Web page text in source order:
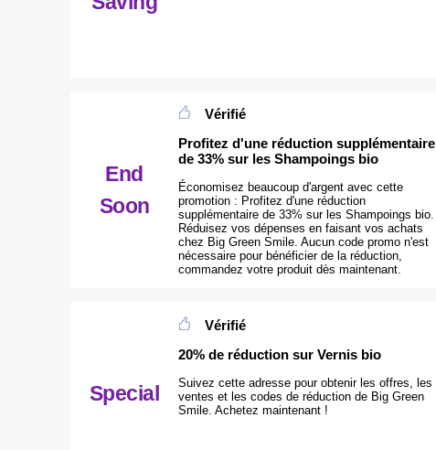
End
Soon
Vérifié
Profitez d'une réduction supplémentaire
de 33% sur les Shampoings bio
Économisez beaucoup d'argent avec cette
promotion : Profitez d'une réduction
supplémentaire de 33% sur les Shampoings bio.
Réduisez vos dépenses en faisant vos achats
chez Big Green Smile. Aucun code promo n'est
nécessaire pour bénéficier de la réduction,
commandez votre produit dès maintenant.
Special
Vérifié
20% de réduction sur Vernis bio
Suivez cette adresse pour obtenir les offres, les
ventes et les codes de réduction de Big Green
Smile. Achetez maintenant !